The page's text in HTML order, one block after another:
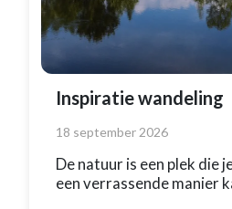
Inspiratie wandeling
18 september 2026
De natuur is een plek die
een verrassende manier